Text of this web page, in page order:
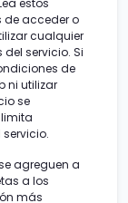
estos
de acceder o
cualquier
servicio. Si
de
ni utilizar
se
agreguen a
a los
más